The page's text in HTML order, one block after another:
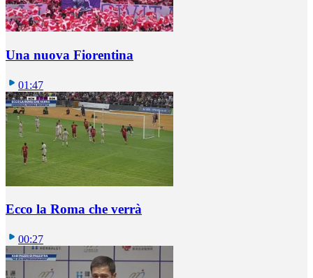
Una nuova Fiorentina
01:47
Ecco la Roma che verrà
00:27